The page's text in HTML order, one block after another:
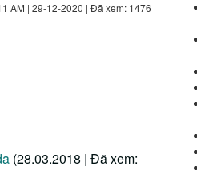
AM | 29-12-2020 | Đã xem: 1476
(28.03.2018 | Đã xem: